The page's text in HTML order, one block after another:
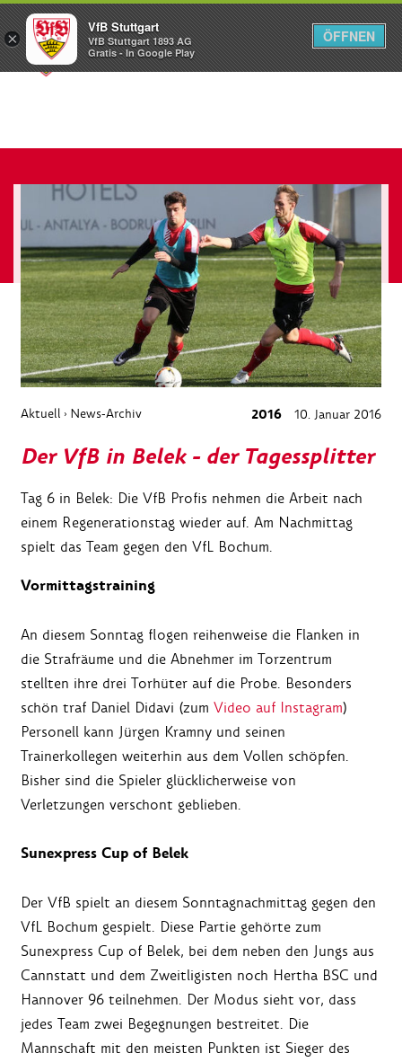
Menü
Aktuell › News-Archiv 2016 10. Januar 2016
Der VfB in Belek - der Tagessplitter
Tag 6 in Belek: Die VfB Profis nehmen die Arbeit nach
einem Regenerationstag wieder auf. Am Nachmittag
spielt das Team gegen den VfL Bochum.
Vormittagstraining
An diesem Sonntag flogen reihenweise die Flanken in
die Strafräume und die Abnehmer im Torzentrum
stellten ihre drei Torhüter auf die Probe. Besonders
schön traf Daniel Didavi (zum Video auf Instagram)
Personell kann Jürgen Kramny und seinen
Trainerkollegen weiterhin aus dem Vollen schöpfen.
Bisher sind die Spieler glücklicherweise von
Verletzungen verschont geblieben.
Sunexpress Cup of Belek
Der VfB spielt an diesem Sonntagnachmittag gegen den
VfL Bochum gespielt. Diese Partie gehörte zum
Sunexpress Cup of Belek, bei dem neben den Jungs aus
Cannstatt und dem Zweitligisten noch Hertha BSC und
Hannover 96 teilnehmen. Der Modus sieht vor, dass
jedes Team zwei Begegnungen bestreitet. Die
Mannschaft mit den meisten Punkten ist Sieger des
×
VfB Stuttgart
VfB Stuttgart 1893 AG
Gratis - In Google Play
ÖFFNEN